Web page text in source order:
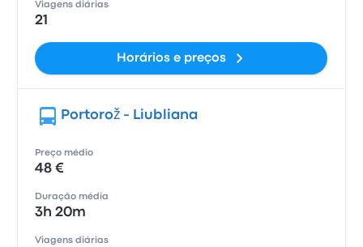
Viagens diárias
21
Horários e preços
Portorož - Liubliana
Preço médio
48 €
Duração média
3h 20m
Viagens diárias